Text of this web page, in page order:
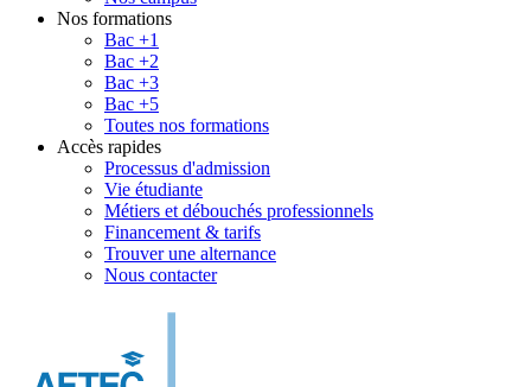
Nos formations
Bac +1
Bac +2
Bac +3
Bac +5
Toutes nos formations
Accès rapides
Processus d'admission
Vie étudiante
Métiers et débouchés professionnels
Financement & tarifs
Trouver une alternance
Nous contacter